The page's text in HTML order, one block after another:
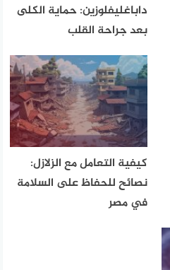
داباغليفلوزين: حماية الكلى
بعد جراحة القلب
كيفية التعامل مع الزلازل:
نصائح للحفاظ على السلامة
في مصر